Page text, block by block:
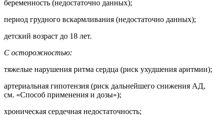
беременность (недостаточно данных);
период грудного вскармливания (недостаточно данных);
детский возраст до 18 лет.
С осторожностью:
тяжелые нарушения ритма сердца (риск ухудшения аритмии);
артериальная гипотензия (риск дальнейшего снижения АД,
см. «Способ применения и дозы»);
хроническая сердечная недостаточность;